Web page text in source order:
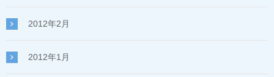
2012年2月
2012年1月